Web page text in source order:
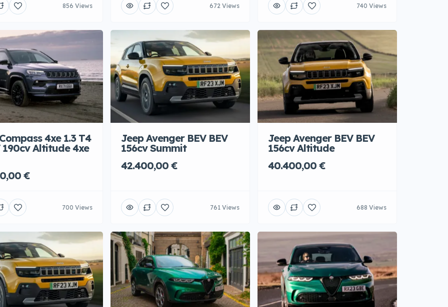
856 Views 672 Views 740 Views
4xe 1.3 T4
190cv Altitude 4xe
€
700 Views
Jeep Avenger BEV BEV
156cv Summit
42.400,00 €
761 Views
Jeep Avenger BEV BEV
156cv Altitude
40.400,00 €
688 Views